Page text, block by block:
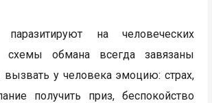
на человеческих
схемы обмана всегда завязаны
вызвать у человека эмоцию: страх,
получить приз, беспокойство